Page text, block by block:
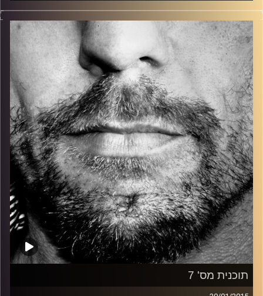
זיפים, מוזיקה מחוספסת של הופעות חיות. הרבה ג'אם, רוק,
בלוז, bluegrass, ג'אז, Fאנק, פרוגרסיב ואפילו אלקטרוניקה.
כל מה שחי, אמיתי ונושם.
עם שמוליק רגב.
קרדיט תמונות: David Goehring
תוכנית מס' 7